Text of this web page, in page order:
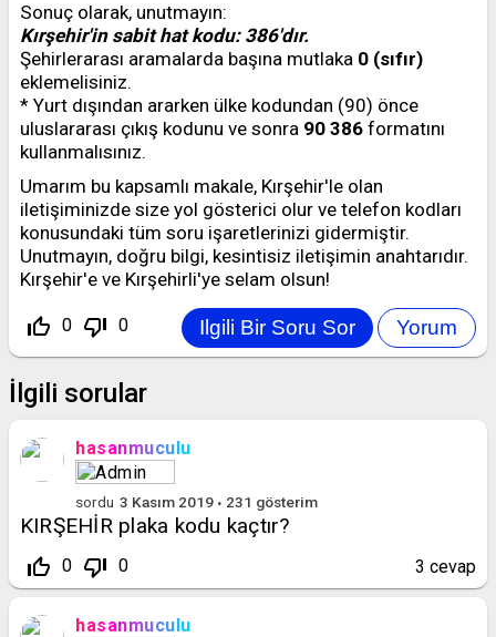
Sonuç olarak, unutmayın:
Kırşehir'in sabit hat kodu: 386'dır.
Şehirlerarası aramalarda başına mutlaka 0 (sıfır)
eklemelisiniz.
* Yurt dışından ararken ülke kodundan (90) önce
uluslararası çıkış kodunu ve sonra 90 386 formatını
kullanmalısınız.
Umarım bu kapsamlı makale, Kırşehir'le olan
iletişiminizde size yol gösterici olur ve telefon kodları
konusundaki tüm soru işaretlerinizi gidermiştir.
Unutmayın, doğru bilgi, kesintisiz iletişimin anahtarıdır.
Kırşehir'e ve Kırşehirli'ye selam olsun!
thumb_up_off_alt 0 thumb_down_off_alt 0
İlgili sorular
hasanmuculu
sordu 3 Kasım 2019 231 gösterim
KIRŞEHİR plaka kodu kaçtır?
thumb_up_off_alt 0 thumb_down_off_alt 0 3 cevap
hasanmuculu